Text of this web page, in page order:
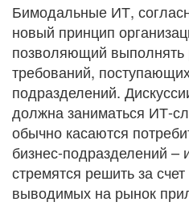
Бимодальные ИТ,
новый принцип
позволяющий
требований,
подразделений.
должна заниматься ИТ-
обычно касаются
бизнес-подразделений –
стремятся решить за
выводимых на рынок